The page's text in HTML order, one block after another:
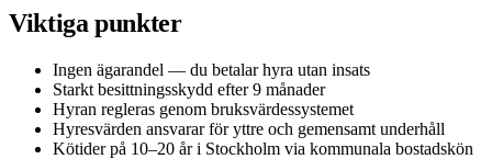
Viktiga punkter
Ingen ägarandel — du betalar hyra utan insats
Starkt besittningsskydd efter 9 månader
Hyran regleras genom bruksvärdessystemet
Hyresvärden ansvarar för yttre och gemensamt underhåll
Kötider på 10–20 år i Stockholm via kommunala bostadskön